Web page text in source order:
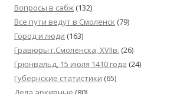
Вопросы в сабж (132)
Все пути ведут в Смоленск (79)
Город и люди (163)
Гравюры г.Смоленска, XVIIв. (26)
Грюнвальд, 15 июля 1410 года (24)
Губернские статистики (65)